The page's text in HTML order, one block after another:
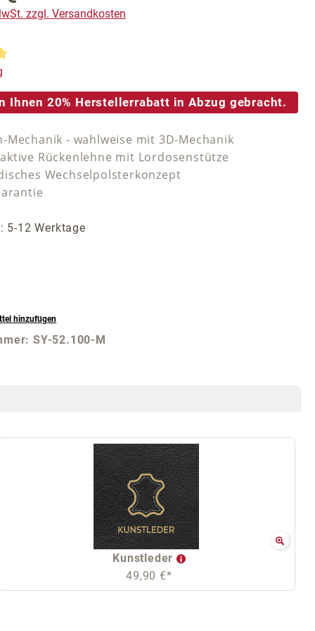
zzgl. Versandkosten
Bewertung von 5 von 5 Sternen
Ihnen 20% Herstellerrabatt in Abzug gebracht.
Mechanik - wahlweise mit 3D-Mechanik
Rückenlehne mit Lordosenstütze
Wechselpolsterkonzept
5-12 Werktage
hinzufügen
SY-52.100-M
Kunstleder
49,90 €*